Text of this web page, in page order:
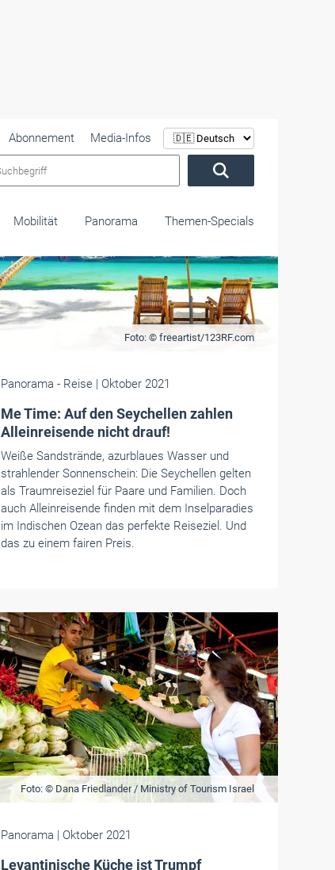
Abonnement
Media-Infos
Mobilität Panorama Themen-Specials
Foto: © freeartist/123RF.com
Panorama - Reise | Oktober 2021
Me Time: Auf den Seychellen zahlen
Alleinreisende nicht drauf!
Weiße Sandstrände, azurblaues Wasser und
strahlender Sonnenschein: Die Seychellen gelten
als Traumreiseziel für Paare und Familien. Doch
auch Alleinreisende finden mit dem Inselparadies
im Indischen Ozean das perfekte Reiseziel. Und
das zu einem fairen Preis.
Foto: © Dana Friedlander / Ministry of Tourism Israel
Panorama | Oktober 2021
Levantinische Küche ist Trumpf